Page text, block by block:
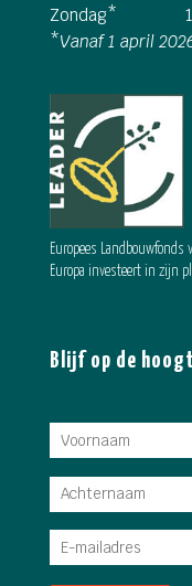
Zondag*
*Vanaf 1 april
Europees Landbouwfonds
Europa investeert in zijn
Blijf op de